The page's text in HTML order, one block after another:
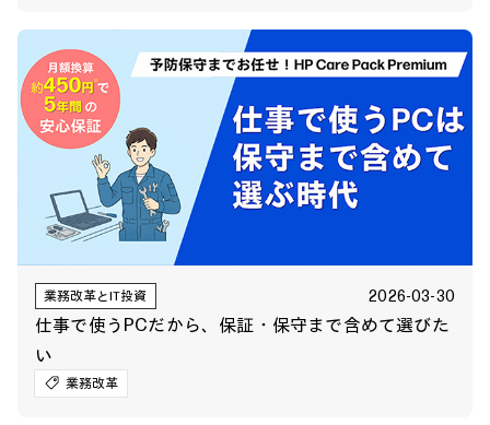
業務改革とIT投資 2026-03-30
仕事で使うPCだから、保証・保守まで含めて選びた
い
業務改革